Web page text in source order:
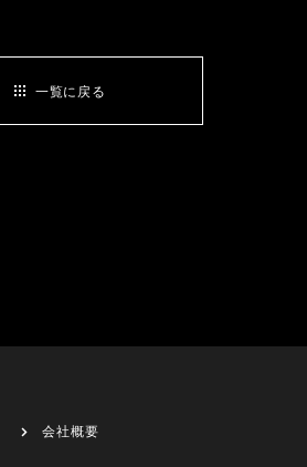
一覧に戻る
会社概要